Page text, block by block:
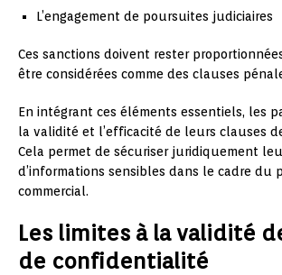
L’engagement de poursuites judiciaires
Ces sanctions doivent rester
être considérées comme des clauses
En intégrant ces éléments essentiels, les
la validité et l’efficacité de leurs clauses
Cela permet de sécuriser juridiquement
d’informations sensibles dans le cadre du
commercial.
Les limites à la validité
de confidentialité